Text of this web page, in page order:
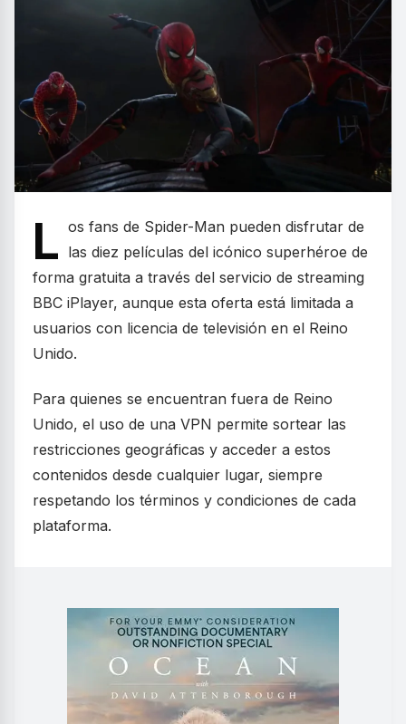
L os fans de Spider-Man pueden disfrutar de
las diez películas del icónico superhéroe de
forma gratuita a través del servicio de streaming
BBC iPlayer, aunque esta oferta está limitada a
usuarios con licencia de televisión en el Reino
Unido.
Para quienes se encuentran fuera de Reino
Unido, el uso de una VPN permite sortear las
restricciones geográficas y acceder a estos
contenidos desde cualquier lugar, siempre
respetando los términos y condiciones de cada
plataforma.